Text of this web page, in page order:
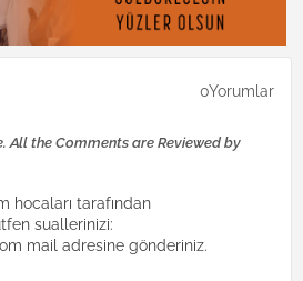
0Yorumlar
All the Comments are Reviewed by
hocaları tarafından
suallerinizi:
mail adresine gönderiniz.